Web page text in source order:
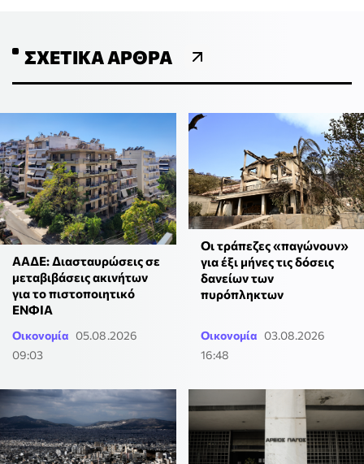
ΣΧΕΤΙΚΆ ΆΡΘΡΑ
ΑΑΔΕ: Διασταυρώσεις σε
μεταβιβάσεις ακινήτων
για το πιστοποιητικό
ΕΝΦΙΑ
Οικονομία 05.08.2026
09:03
Οι τράπεζες «παγώνουν»
για έξι μήνες τις δόσεις
δανείων των
πυρόπληκτων
Οικονομία 03.08.2026
16:48